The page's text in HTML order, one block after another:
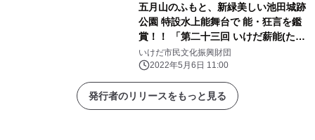
五月山のふもと、新緑美しい池田城跡
公園 特設水上能舞台で 能・狂言を鑑
賞！！ 「第二十三回 いけだ薪能(たき
ぎのう)」開催のご案内
いけだ市民文化振興財団
2022年5月6日 11:00
発行者のリリースをもっと見る